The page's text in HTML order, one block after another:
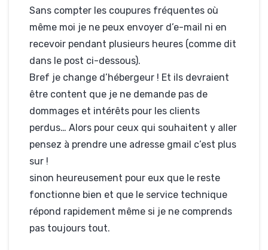
Sans compter les coupures fréquentes où
même moi je ne peux envoyer d’e-mail ni en
recevoir pendant plusieurs heures (comme dit
dans le post ci-dessous).
Bref je change d’hébergeur ! Et ils devraient
être content que je ne demande pas de
dommages et intérêts pour les clients
perdus… Alors pour ceux qui souhaitent y aller
pensez à prendre une adresse gmail c’est plus
sur !
sinon heureusement pour eux que le reste
fonctionne bien et que le service technique
répond rapidement même si je ne comprends
pas toujours tout.